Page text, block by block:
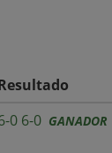
0 6-0 GANADOR